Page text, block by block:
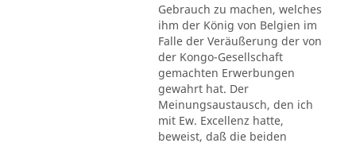
Gebrauch zu machen, welches
ihm der König von Belgien im
Falle der Veräußerung der von
der Kongo-Gesellschaft
gemachten Erwerbungen
gewahrt hat. Der
Meinungsaustausch, den ich
mit Ew. Excellenz hatte,
beweist, daß die beiden